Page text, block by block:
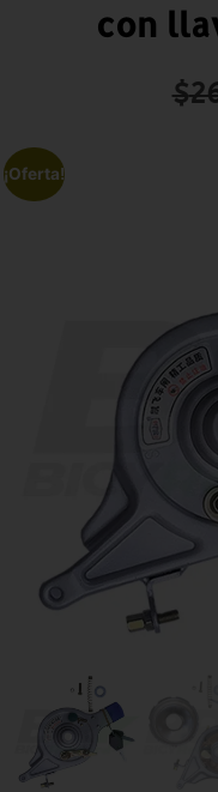
con
$
¡Oferta!